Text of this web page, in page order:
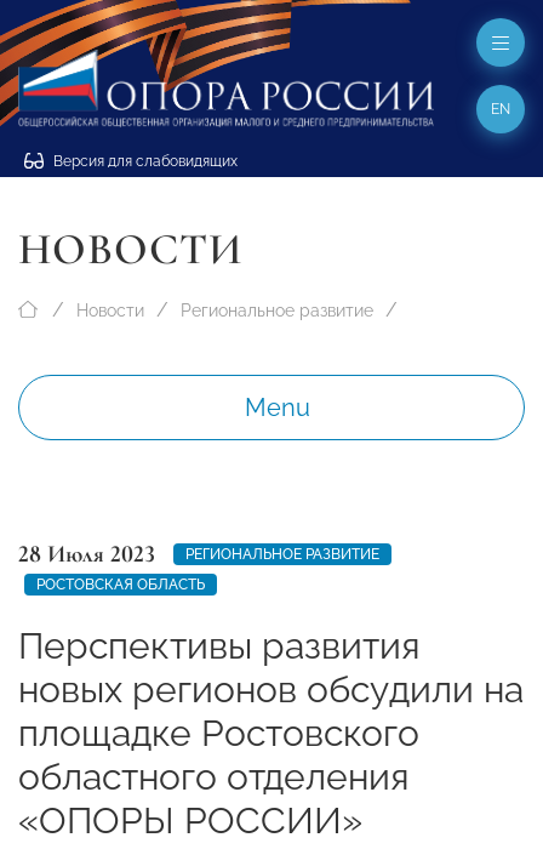
Версия для слабовидящих
EN
НОВОСТИ
Новости Региональное развитие
Menu
28 Июля 2023
РЕГИОНАЛЬНОЕ РАЗВИТИЕ
РОСТОВСКАЯ ОБЛАСТЬ
Перспективы развития
новых регионов обсудили на
площадке Ростовского
областного отделения
«ОПОРЫ РОССИИ»